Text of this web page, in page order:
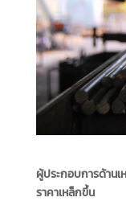
ผู้ประกอบการด้าน
ราคาเหล็กขึ้น